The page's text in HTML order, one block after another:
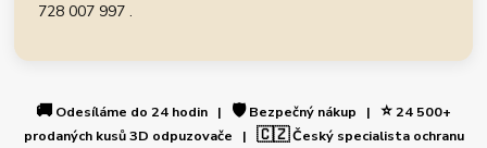
728 007 997 .
🚚 Odesíláme do 24 hodin | 🛡️Bezpečný nákup | ⭐24 500+
prodaných kusů 3D odpuzovače | 🇨🇿Český specialista ochranu